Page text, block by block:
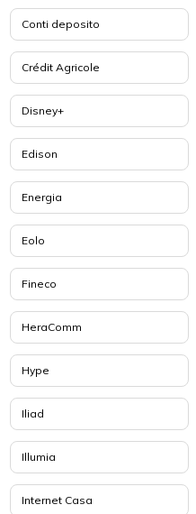
Conti deposito
Crédit Agricole
Disney+
Edison
Energia
Eolo
Fineco
HeraComm
Hype
Iliad
Illumia
Internet Casa